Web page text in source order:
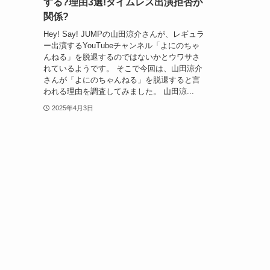
する?理由3選!タイムレス出演拒否が
関係?
Hey! Say! JUMPの山田涼介さんが、レギュラ
ー出演するYouTubeチャンネル「よにのちゃ
んねる」を脱退するのではないかとウワサさ
れているようです。 そこで今回は、山田涼介
さんが「よにのちゃんねる」を脱退すると言
われる理由を調査してみました。 山田涼...
2025年4月3日